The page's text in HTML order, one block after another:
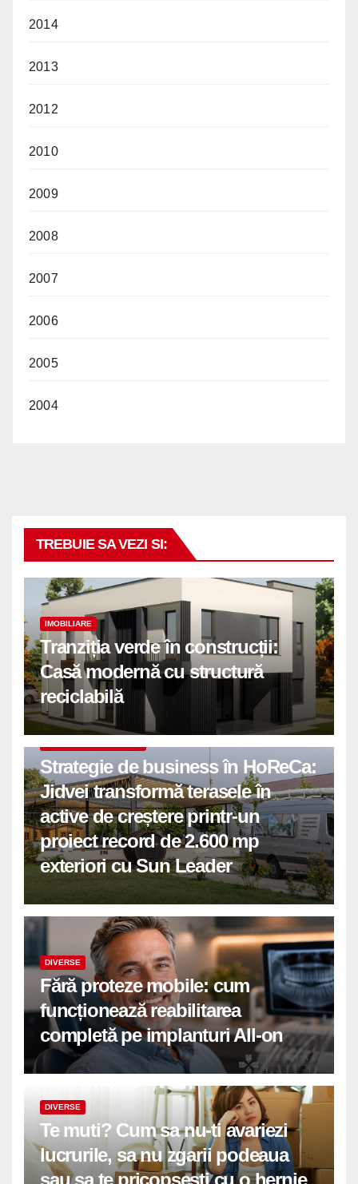
2014
2013
2012
2010
2009
2008
2007
2006
2005
2004
TREBUIE SA VEZI SI:
IMOBILIARE
Tranziția verde în construcții:
Casă modernă cu structură
reciclabilă
Strategie de business în HoReCa:
Jidvei transformă terasele în
active de creștere printr-un
proiect record de 2.600 mp
exteriori cu Sun Leader
DIVERSE
Fără proteze mobile: cum
funcționează reabilitarea
completă pe implanturi All-on
DIVERSE
Te muti? Cum sa nu-ti avariezi
lucrurile, sa nu zgarii podeaua